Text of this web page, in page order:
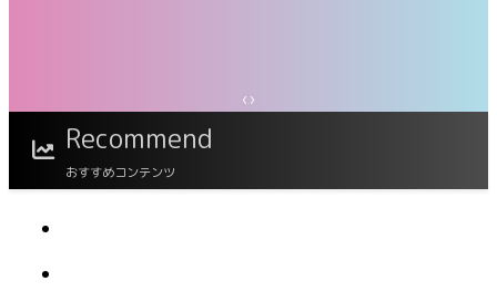
メイドポーズ360° No.009 仲根詩織 スワイプ
すれば全てが見れる！
‹›
Recommend
おすすめコンテンツ